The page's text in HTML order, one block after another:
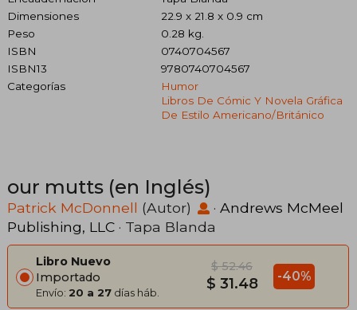
Dimensiones
22.9 x 21.8 x 0.9 cm
Peso
0.28 kg.
ISBN
0740704567
ISBN13
9780740704567
Categorías
Humor
Libros De Cómic Y Novela Gráfica
De Estilo Americano/británico
our mutts (en Inglés)
Patrick McDonnell (Autor) · Andrews McMeel
Publishing, LLC · Tapa Blanda
Libro Nuevo
Importado
Envío: 20 a 27 días háb.
$ 52.46
$ 31.48 -40%